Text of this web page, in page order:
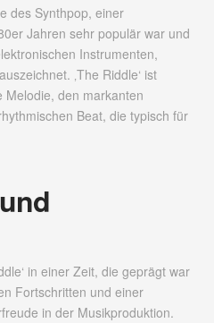
des Synthpop, einer
Jahren sehr populär war und
Instrumenten,
‚The Riddle‘ ist
Melodie, den markanten
Beat, die typisch für
in einer Zeit, die geprägt war
Fortschritten und einer
in der Musikproduktion.